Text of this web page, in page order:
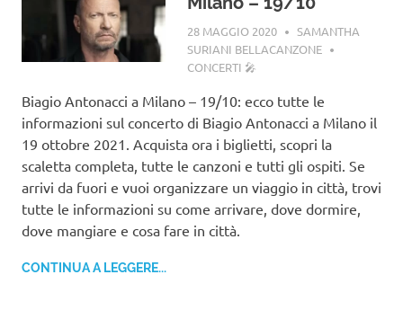
28 MAGGIO 2020
SAMANTHA
SURIANI BELLACANZONE
CONCERTI 🎤
Biagio Antonacci a Milano – 19/10: ecco tutte le
informazioni sul concerto di Biagio Antonacci a Milano il
19 ottobre 2021. Acquista ora i biglietti, scopri la
scaletta completa, tutte le canzoni e tutti gli ospiti. Se
arrivi da fuori e vuoi organizzare un viaggio in città, trovi
tutte le informazioni su come arrivare, dove dormire,
dove mangiare e cosa fare in città.
CONTINUA A LEGGERE...